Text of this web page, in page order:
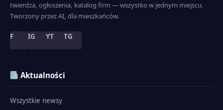
twierdza, ogłoszenia, katalog firm — wszystko w jednym miejscu.
Tworzony przez AI, dla mieszkańców.
F IG YT TG
Aktualności
Wszystkie newsy